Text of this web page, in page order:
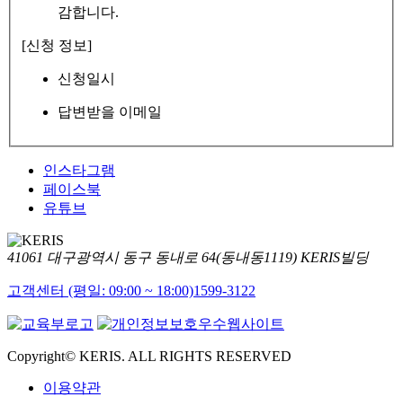
감합니다.
[신청 정보]
신청일시
답변받을 이메일
인스타그램
페이스북
유튜브
41061 대구광역시 동구 동내로 64(동내동1119) KERIS빌딩
고객센터 (평일: 09:00 ~ 18:00)1599-3122
Copyright© KERIS. ALL RIGHTS RESERVED
이용약관